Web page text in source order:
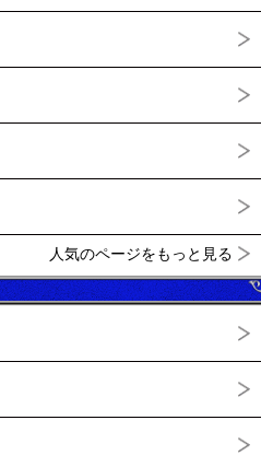
人気のページをもっと見る